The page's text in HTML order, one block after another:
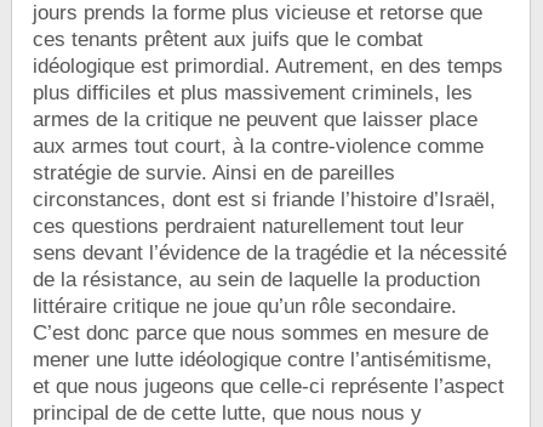
jours prends la forme plus vicieuse et retorse que
ces tenants prêtent aux juifs que le combat
idéologique est primordial. Autrement, en des temps
plus difficiles et plus massivement criminels, les
armes de la critique ne peuvent que laisser place
aux armes tout court, à la contre-violence comme
stratégie de survie. Ainsi en de pareilles
circonstances, dont est si friande l’histoire d’Israël,
ces questions perdraient naturellement tout leur
sens devant l’évidence de la tragédie et la nécessité
de la résistance, au sein de laquelle la production
littéraire critique ne joue qu’un rôle secondaire.
C’est donc parce que nous sommes en mesure de
mener une lutte idéologique contre l’antisémitisme,
et que nous jugeons que celle-ci représente l’aspect
principal de de cette lutte, que nous nous y